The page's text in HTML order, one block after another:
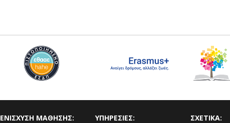
ΕΝΙΣΧΥΣΗ ΜΑΘΗΣΗΣ: ΥΠΗΡΕΣΙΕΣ: ΣΧΕΤΙΚΑ: